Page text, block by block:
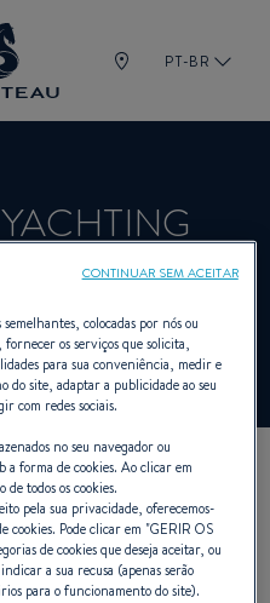
PT-BR
para BENETEAU
DE
colocadas por nós ou
fornecer os serviços que solicita,
para sua conveniência, medir e
do site, adaptar a publicidade ao seu
com redes sociais.
no seu navegador ou
a forma de cookies. Ao clicar em
de todos os cookies.
pela sua privacidade, oferecemos-
cookies. Pode clicar em "GERIR OS
de cookies que deseja aceitar, ou
a sua recusa (apenas serão
para o funcionamento do site).
CONTINUAR SEM ACEITAR